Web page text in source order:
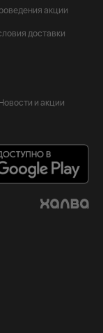
акции
доставки
Новости и акции